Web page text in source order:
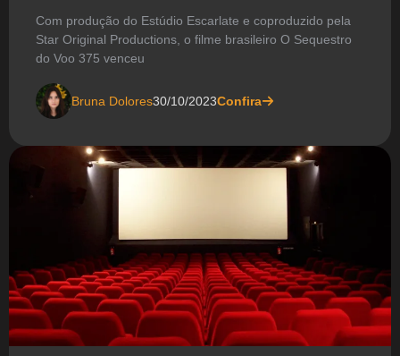
Com produção do Estúdio Escarlate e coproduzido pela
Star Original Productions, o filme brasileiro O Sequestro
do Voo 375 venceu
Bruna Dolores30/10/2023Confira